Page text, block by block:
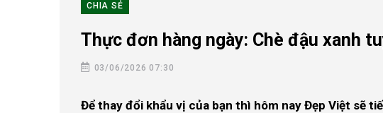
CHIA SẺ
Thực đơn hàng ngày: Chè đậu xanh
03/06/2026 07:30
Để thay đổi khẩu vị của bạn thì hôm nay Đẹp Việt sẽ